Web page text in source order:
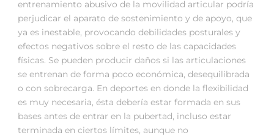
entrenamiento abusivo de la movilidad articular podría
perjudicar el aparato de sostenimiento y de apoyo, que
ya es inestable, provocando debilidades posturales y
efectos negativos sobre el resto de las capacidades
físicas. Se pueden producir daños si las articulaciones
se entrenan de forma poco económica, desequilibrada
o con sobrecarga. En deportes en donde la flexibilidad
es muy necesaria, ésta debería estar formada en sus
bases antes de entrar en la pubertad, incluso estar
terminada en ciertos límites, aunque no